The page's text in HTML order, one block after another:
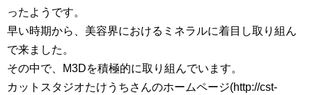
ったようです。
早い時期から、美容界におけるミネラルに着目し取り組ん
で来ました。
その中で、M3Dを積極的に取り組んでいます。
カットスタジオたけうちさんのホームページ(http://cst-